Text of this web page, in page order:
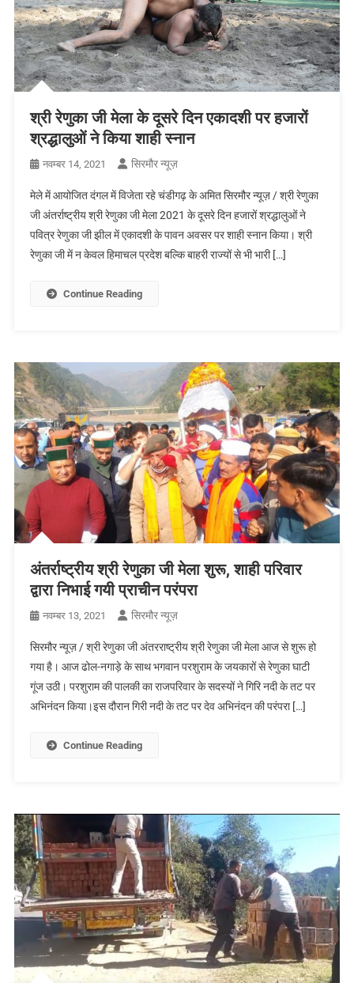
श्री रेणुका जी मेला के दूसरे दिन एकादशी पर हजारों
श्रद्धालुओं ने किया शाही स्नान
नवम्बर 14, 2021 सिरमौर न्यूज़
मेले में आयोजित दंगल में विजेता रहे चंडीगढ़ के अमित सिरमौर न्यूज़ / श्री रेणुका
जी अंतर्राष्ट्रीय श्री रेणुका जी मेला 2021 के दूसरे दिन हजारों श्रद्धालुओं ने
पवित्र रेणुका जी झील में एकादशी के पावन अवसर पर शाही स्नान किया। श्री
रेणुका जी में न केवल हिमाचल प्रदेश बल्कि बाहरी राज्यों से भी भारी […]
Continue Reading
अंतर्राष्ट्रीय श्री रेणुका जी मेला शुरू, शाही परिवार
द्वारा निभाई गयी प्राचीन परंपरा
नवम्बर 13, 2021 सिरमौर न्यूज़
सिरमौर न्यूज़ / श्री रेणुका जी अंतरराष्ट्रीय श्री रेणुका जी मेला आज से शुरू हो
गया है। आज ढोल-नगाड़े के साथ भगवान परशुराम के जयकारों से रेणुका घाटी
गूंज उठी। परशुराम की पालकी का राजपरिवार के सदस्यों ने गिरि नदी के तट पर
अभिनंदन किया।इस दौरान गिरी नदी के तट पर देव अभिनंदन की परंपरा […]
Continue Reading